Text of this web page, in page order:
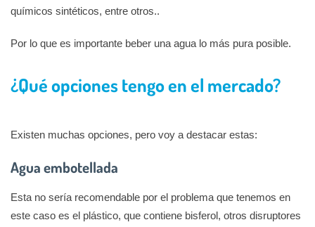
químicos sintéticos, entre otros..
Por lo que es importante beber una agua lo más pura posible.
¿Qué opciones tengo en el mercado?
Existen muchas opciones, pero voy a destacar estas:
Agua embotellada
Esta no sería recomendable por el problema que tenemos en
este caso es el plástico, que contiene bisferol, otros disruptores